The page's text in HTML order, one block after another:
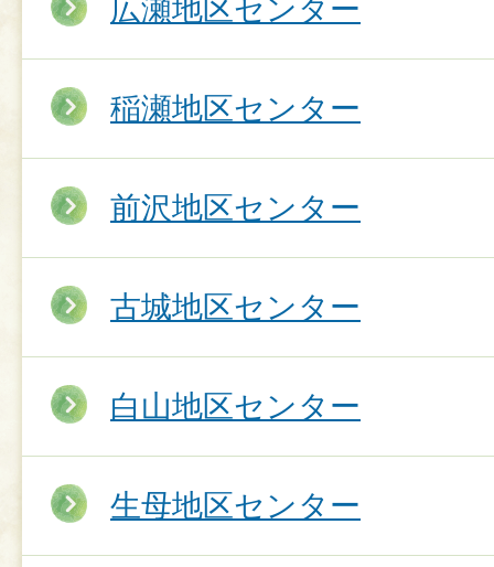
広瀬地区センター
稲瀬地区センター
前沢地区センター
古城地区センター
白山地区センター
生母地区センター